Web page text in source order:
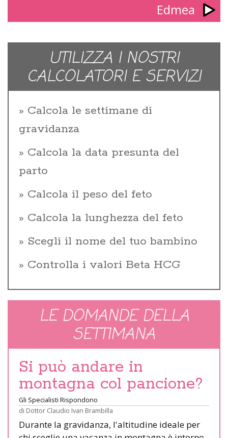
Edmea
UTILIZZA I NOSTRI
CALCOLATORI E SERVIZI
Calcola le settimane di
gravidanza
Calcola la data presunta del
parto
Calcola il peso del feto
Calcola la lunghezza del feto
Scegli il nome del tuo bambino
Controlla i valori Beta HCG
LE DOMANDE DELLA
SETTIMANA
Si può andare in
montagna col pancione?
Gli Specialisti Rispondono
di Dottor Claudio Ivan Brambilla
Durante la gravidanza, l'altitudine ideale per